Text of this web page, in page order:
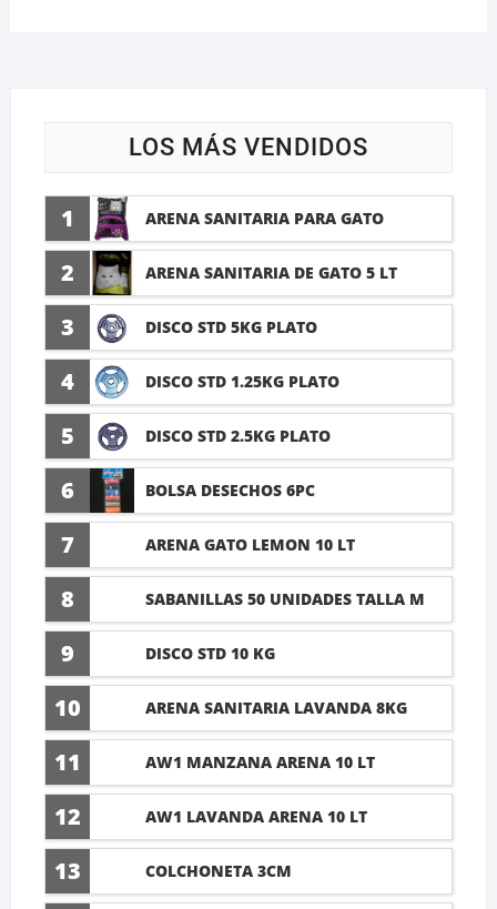
LOS MÁS VENDIDOS
1 ARENA SANITARIA PARA GATO
LAVANDA 10 LTI
2 ARENA SANITARIA DE GATO 5 LT
3 DISCO STD 5KG PLATO
4 DISCO STD 1.25KG PLATO
5 DISCO STD 2.5KG PLATO
6 BOLSA DESECHOS 6PC
7 ARENA GATO LEMON 10 LT
8 SABANILLAS 50 UNIDADES TALLA M
60X45CM
9 DISCO STD 10 KG
10 ARENA SANITARIA LAVANDA 8KG
11 AW1 MANZANA ARENA 10 LT
12 AW1 LAVANDA ARENA 10 LT
13 COLCHONETA 3CM